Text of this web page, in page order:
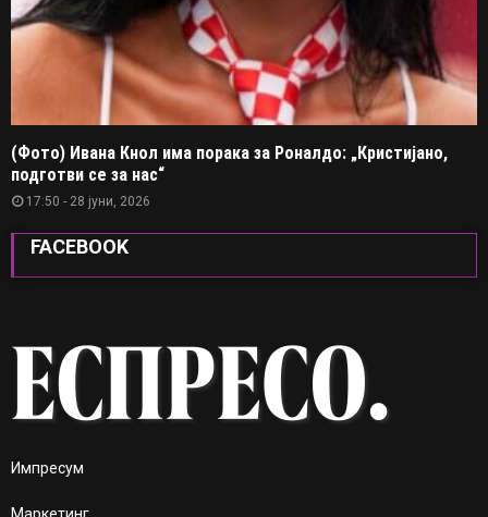
(Фото) Ивана Кнол има порака за Роналдо: „Кристијано,
подготви се за нас“
17:50 - 28 јуни, 2026
FACEBOOK
Импресум
Маркетинг